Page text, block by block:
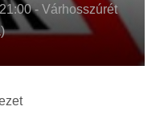
- Várhosszúrét